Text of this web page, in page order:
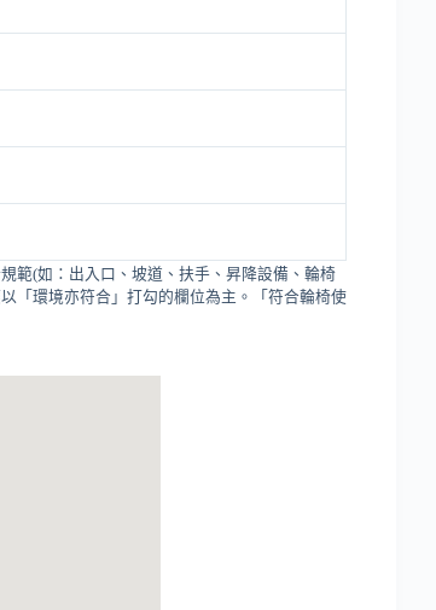
範(如：出入口、坡道、扶手、昇降設備、輪椅
「環境亦符合」打勾的欄位為主。「符合輪椅使